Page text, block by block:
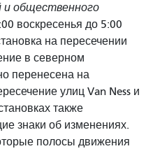
и общественного
воскресенья до 5:00
на пересечении
в северном
перенесена на
улиц Van Ness и
также
знаки об изменениях.
полосы движения